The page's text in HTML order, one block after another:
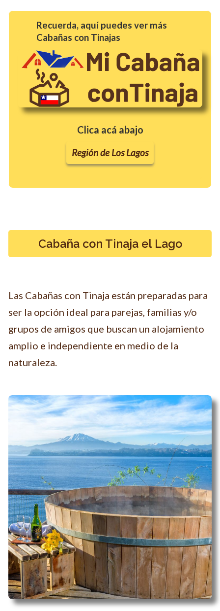
Recuerda, aquí puedes ver más
Cabañas con Tinajas
Clica acá abajo
Región de Los Lagos
Cabaña con Tinaja el Lago
Las Cabañas con Tinaja están preparadas para
ser la opción ideal para parejas, familias y/o
grupos de amigos que buscan un alojamiento
amplio e independiente en medio de la
naturaleza.